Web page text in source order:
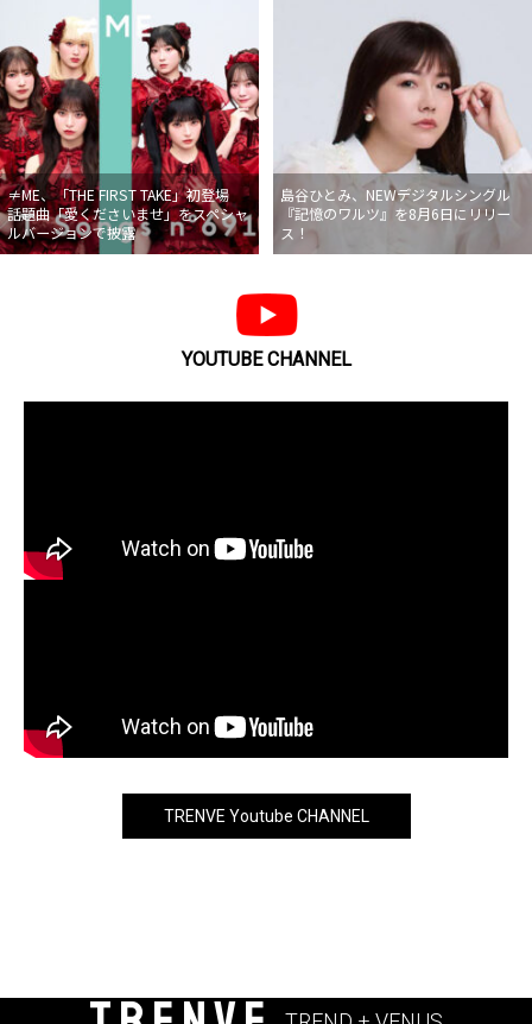
≠ME、「THE FIRST TAKE」初登場
話題曲「愛くださいませ」をスペシャ
ルバージョンで披露
島谷ひとみ、NEWデジタルシングル
『記憶のワルツ』を8月6日にリリー
ス！
YOUTUBE CHANNEL
TRENVE Youtube CHANNEL